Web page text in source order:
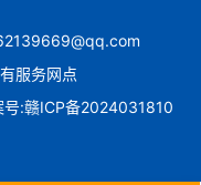
服务网点
号:赣ICP备2024031810